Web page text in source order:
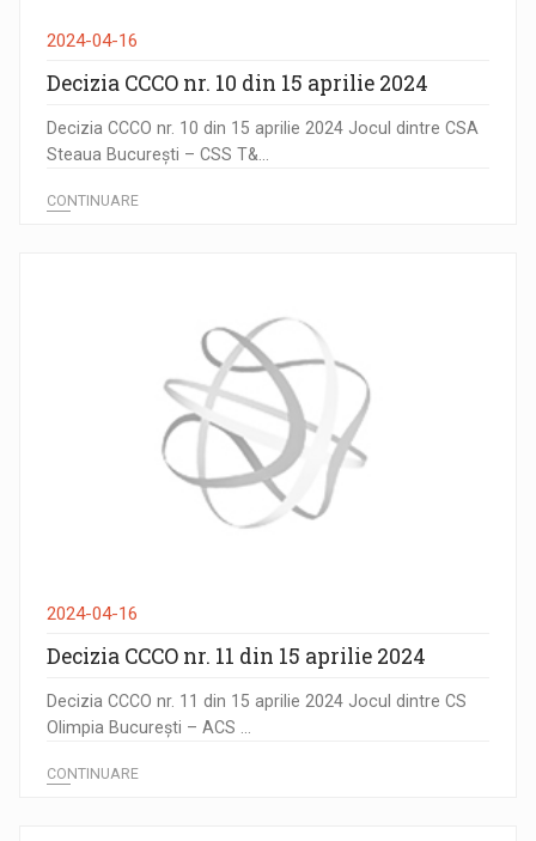
2024-04-16
Decizia CCCO nr. 10 din 15 aprilie 2024
Decizia CCCO nr. 10 din 15 aprilie 2024 Jocul dintre CSA
Steaua București – CSS T&...
CONTINUARE
2024-04-16
Decizia CCCO nr. 11 din 15 aprilie 2024
Decizia CCCO nr. 11 din 15 aprilie 2024 Jocul dintre CS
Olimpia București – ACS ...
CONTINUARE